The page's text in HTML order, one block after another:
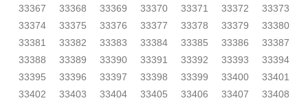
33367
33368 33369 33370 33371 33372
33373
33374
33375 33376 33377 33378 33379
33380
33381
33382 33383 33384 33385 33386
33387
33388
33389 33390 33391 33392 33393
33394
33395
33396 33397 33398 33399 33400
33401
33402
33403 33404 33405 33406 33407
33408